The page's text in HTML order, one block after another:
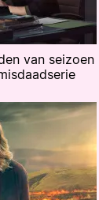
van seizoen